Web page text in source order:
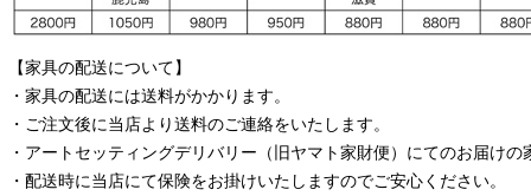
【家具の配送について】
・家具の配送には送料がかかります。
・ご注文後に当店より送料のご連絡をいたします。
・ アートセッティングデリバリー （旧ヤマト家財便） にてのお届けの
・配送時に当店にて保険をお掛けいたしますのでご安心ください。